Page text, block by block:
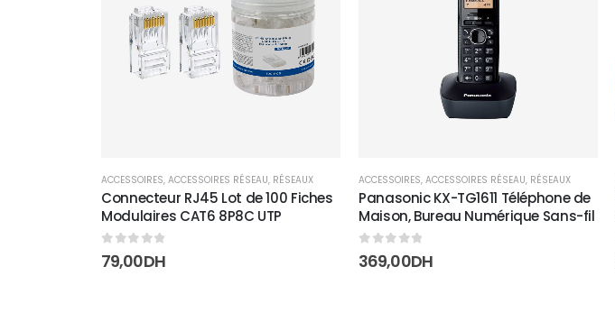
wishlist
ACCESSOIRES, ACCESSOIRES RÉSEAU, RÉSEAUX
Connecteur RJ45 Lot de 100 Fiches
Modulaires CAT6 8P8C UTP
0sur 5
79,00DH
ACCESSOIRES, ACCESSOIRES RÉSEAU, RÉSEAUX
Panasonic KX-TG1611 Téléphone de
Maison, Bureau Numérique Sans-fil
0 sur 5
369,00DH